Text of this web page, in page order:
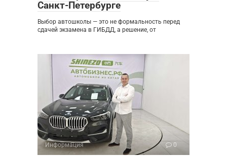
Санкт-Петербурге
Выбор автошколы — это не формальность перед
сдачей экзамена в ГИБДД, а решение, от
Информация 0